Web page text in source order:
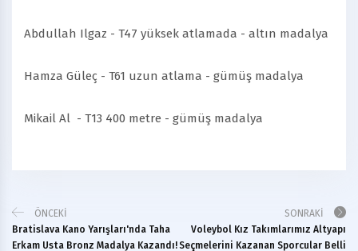
Abdullah Ilgaz - T47 yüksek atlamada - altın madalya
Hamza Güleç - T61 uzun atlama - gümüş madalya
Mikail Al - T13 400 metre - gümüş madalya
ÖNCEKI
Bratislava Kano Yarışları'nda Taha
Erkam Usta Bronz Madalya Kazandı!
SONRAKI
Voleybol Kız Takımlarımız Altyapı
Seçmelerini Kazanan Sporcular Belli